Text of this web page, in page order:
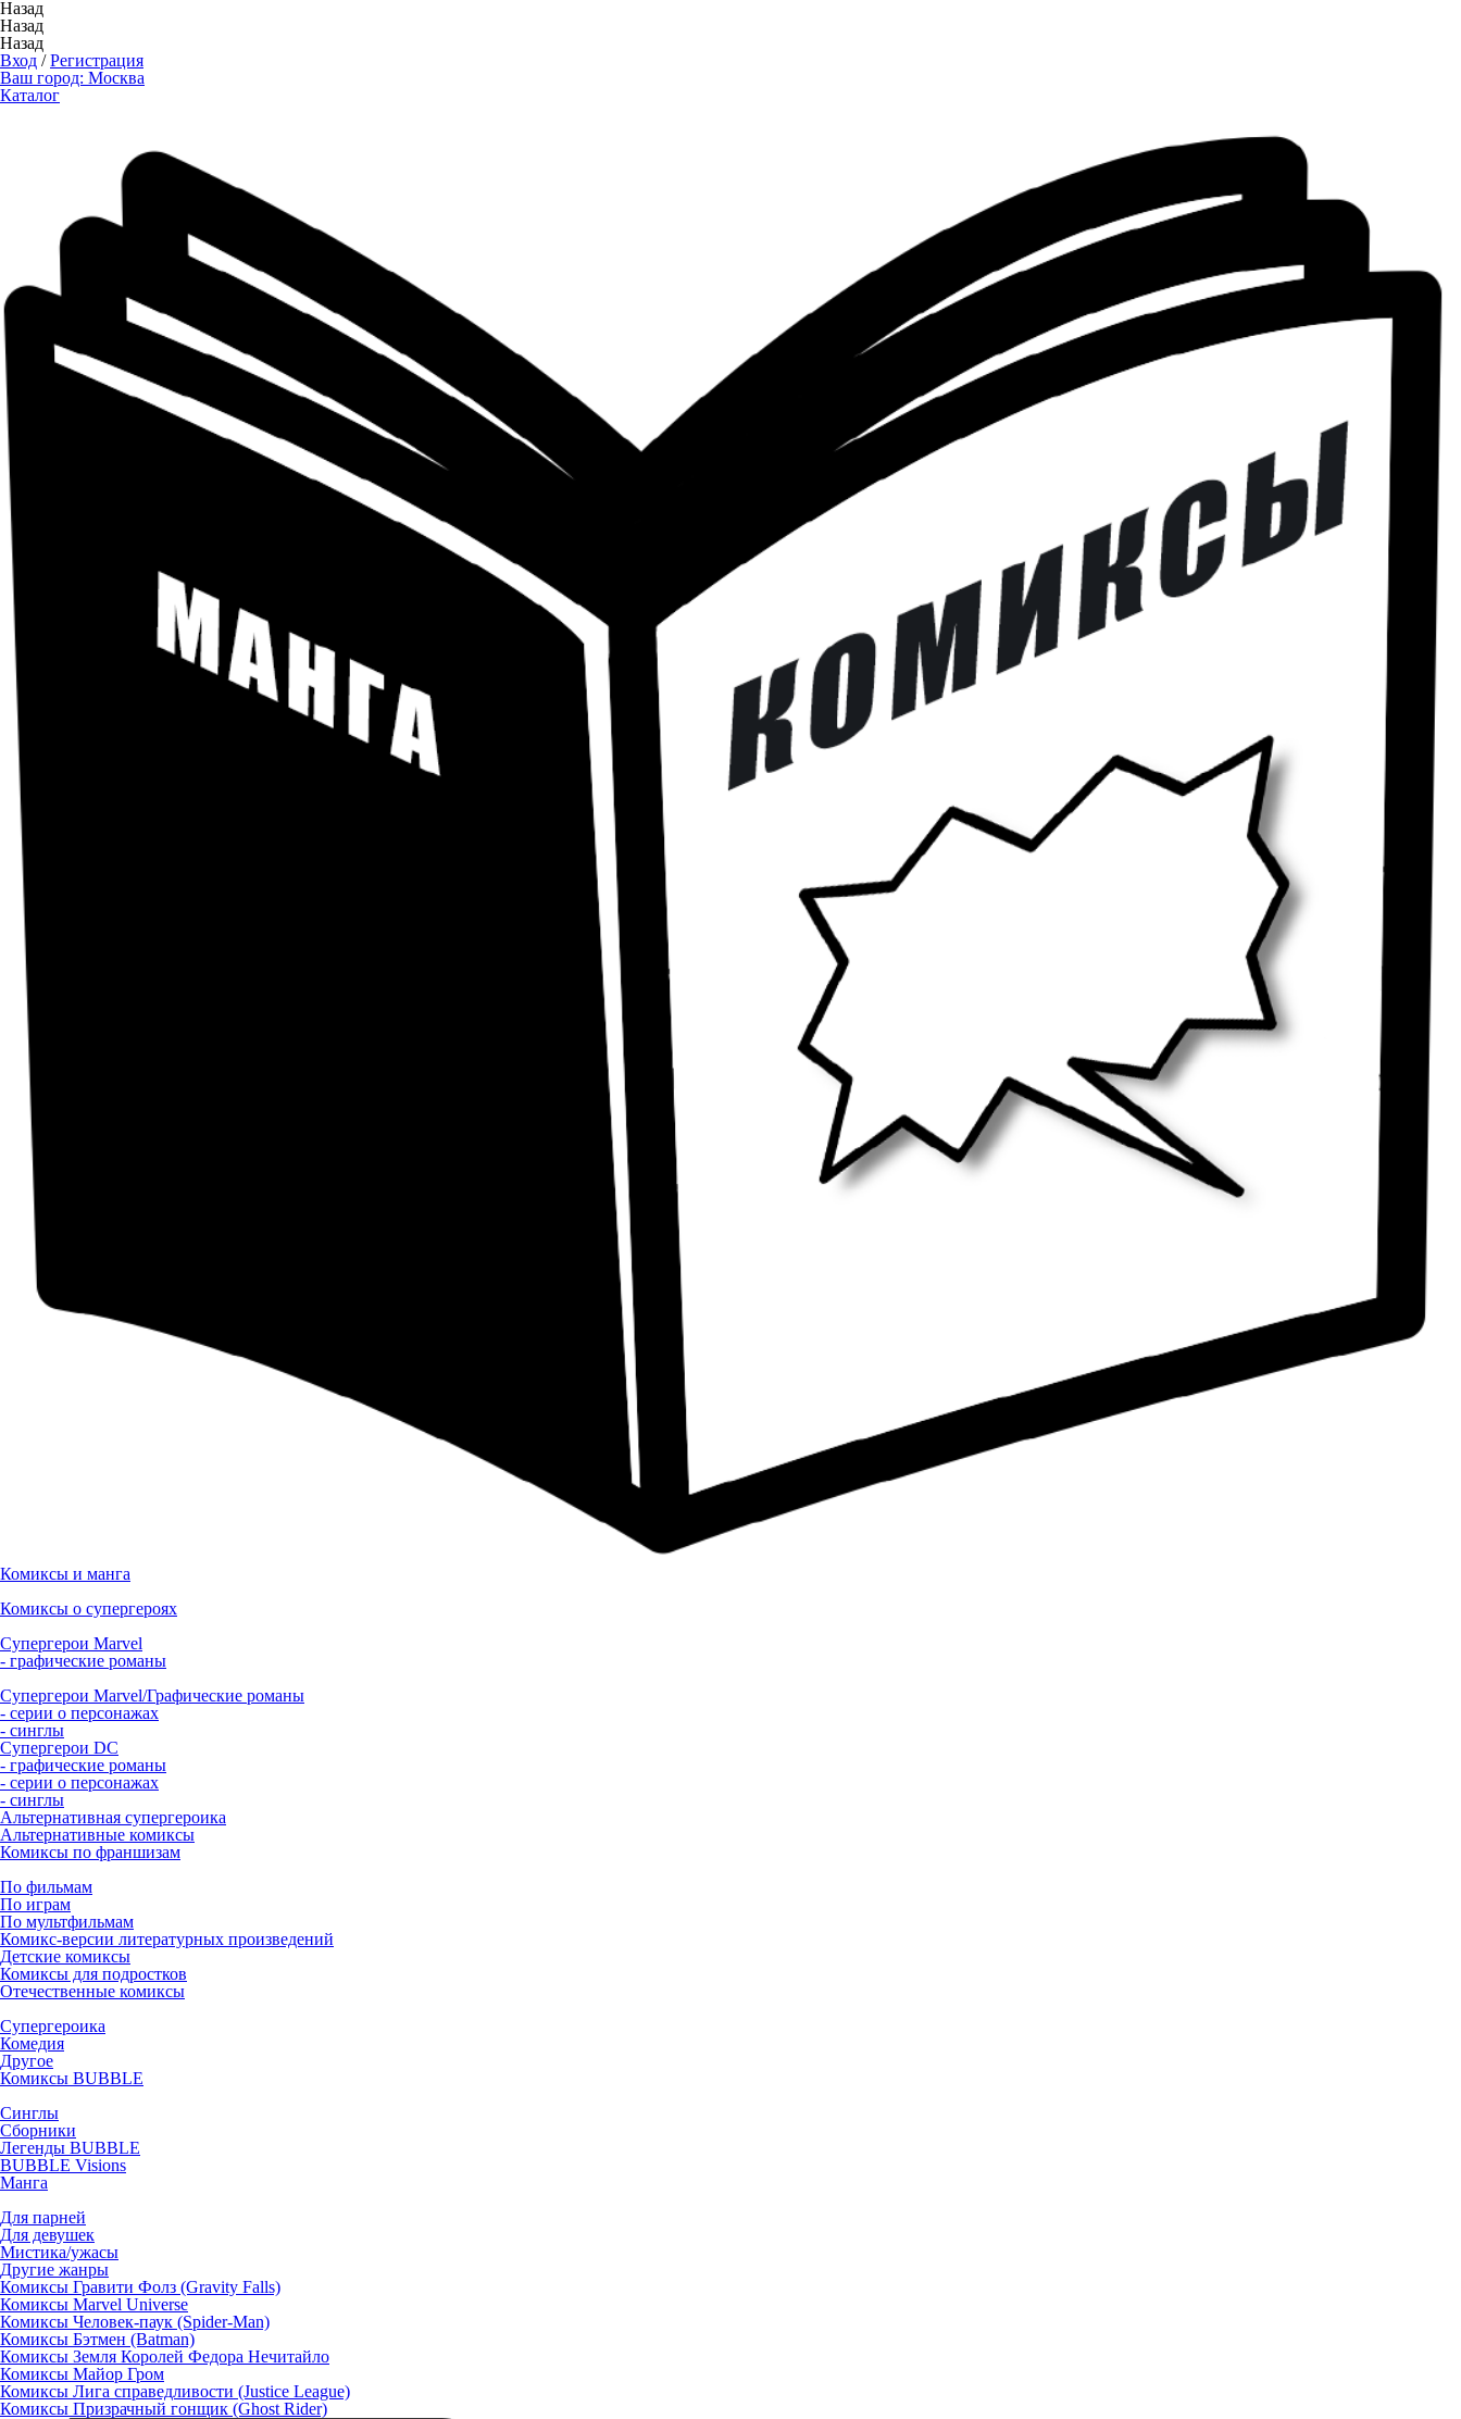
Назад
Назад
Назад
Вход /Регистрация
Ваш город: Москва
Каталог
Комиксы и манга
Комиксы о супергероях
Супергерои Marvel
- графические романы
Супергерои Marvel/Графические романы
- серии о персонажах
- синглы
Супергерои DC
- графические романы
- серии о персонажах
- синглы
Альтернативная супергероика
Альтернативные комиксы
Комиксы по франшизам
По фильмам
По играм
По мультфильмам
Комикс-версии литературных произведений
Детские комиксы
Комиксы для подростков
Отечественные комиксы
Супергероика
Комедия
Другое
Комиксы BUBBLE
Синглы
Сборники
Легенды BUBBLE
BUBBLE Visions
Манга
Для парней
Для девушек
Мистика/ужасы
Другие жанры
Комиксы Гравити Фолз (Gravity Falls)
Комиксы Marvel Universe
Комиксы Человек-паук (Spider-Man)
Комиксы Бэтмен (Batman)
Комиксы Земля Королей Федора Нечитайло
Комиксы Майор Гром
Комиксы Лига справедливости (Justice League)
Комиксы Призрачный гонщик (Ghost Rider)